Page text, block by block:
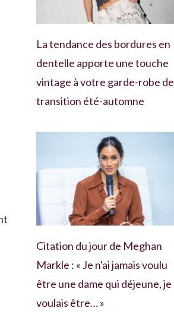
La tendance des bordures en
dentelle apporte une touche
vintage à votre garde-robe de
transition été-automne
Citation du jour de Meghan
Markle : « Je n'ai jamais voulu
être une dame qui déjeune, je
voulais être… »